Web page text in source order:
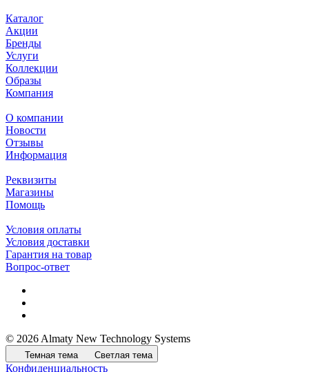
Каталог
Акции
Бренды
Услуги
Коллекции
Образы
Компания
О компании
Новости
Отзывы
Информация
Реквизиты
Магазины
Помощь
Условия оплаты
Условия доставки
Гарантия на товар
Вопрос-ответ
© 2026 Almaty New Technology Systems
Темная тема Светлая тема
Конфиденциальность